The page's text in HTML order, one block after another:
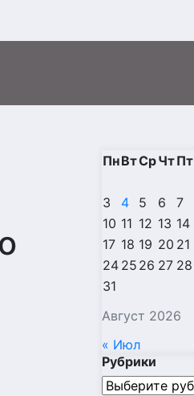
Август 2026
ПнВтСрЧтПт
3
4 5 6 7
10 11 12 13 14
17 18 19 20 21
24 25 26 27 28
31
« Июл
Рубрики
Рубрики